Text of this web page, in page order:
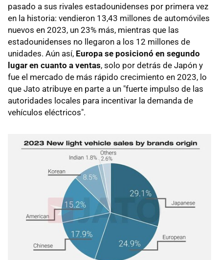
pasado a sus rivales estadounidenses por primera vez
en la historia: vendieron 13,43 millones de automóviles
nuevos en 2023, un 23% más, mientras que las
estadounidenses no llegaron a los 12 millones de
unidades. Aún así, Europa se posicionó en segundo
lugar en cuanto a ventas, solo por detrás de Japón y
fue el mercado de más rápido crecimiento en 2023, lo
que Jato atribuye en parte a un "fuerte impulso de las
autoridades locales para incentivar la demanda de
vehículos eléctricos".